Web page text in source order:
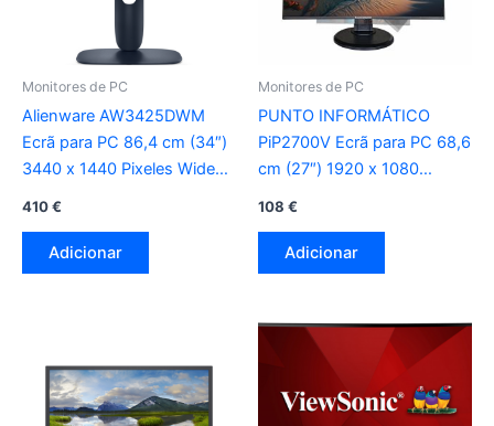
Monitores de PC
Alienware AW3425DWM
Ecrã para PC 86,4 cm (34″)
3440 x 1440 Pixeles Wide
410€
Adicionar
Monitores de PC
PUNTO INFORMÁTICO
PiP2700V Ecrã para PC 68,6
cm (27″) 1920 x 1080
108 €
Adicionar